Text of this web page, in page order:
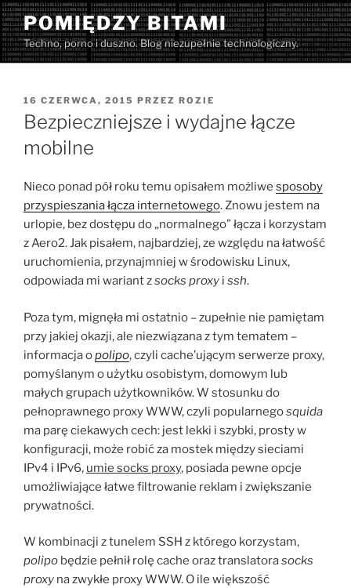
Przejdź
do
treści
POMIĘDZY BITAMI
Techno, porno i duszno. Blog niezupełnie technologiczny.
OPUBLIKOWANE
W
16 CZERWCA, 2015 PRZEZ ROZIE
Bezpieczniejsze i wydajne łącze
mobilne
Nieco ponad pół roku temu opisałem możliwe sposoby
przyspieszania łącza internetowego. Znowu jestem na
urlopie, bez dostępu do „normalnego” łącza i korzystam
z Aero2. Jak pisałem, najbardziej, ze względu na łatwość
uruchomienia, przynajmniej w środowisku Linux,
odpowiada mi wariant zsocks proxy i ssh.
Poza tym, mignęła mi ostatnio – zupełnie nie pamiętam
przy jakiej okazji, ale niezwiązana z tym tematem –
informacja opolipo, czyli cache’ującym serwerze proxy,
pomyślanym o użytku osobistym, domowym lub
małych grupach użytkowników. W stosunku do
pełnoprawnego proxy WWW, czyli popularnegosquida
ma parę ciekawych cech: jest lekki i szybki, prosty w
konfiguracji, może robić za mostek między sieciami
IPv4 i IPv6, umie socks proxy, posiada pewne opcje
umożliwiające łatwe filtrowanie reklam i zwiększanie
prywatności.
W kombinacji z tunelem SSH z którego korzystam,
polipo będzie pełnił rolę cache oraz translatorasocks
proxy na zwykłe proxy WWW. O ile większość